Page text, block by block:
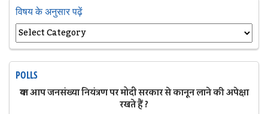
विषय के अनुसार पढ़ें
POLLS
क्या आप जनसंख्या नियंत्रण पर मोदी सरकार से कानून लाने की अपेक्षा
रखते हैं ?